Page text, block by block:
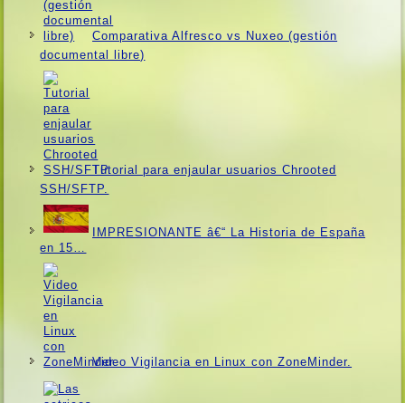
Comparativa Alfresco vs Nuxeo (gestión
documental libre)
Tutorial para enjaular usuarios Chrooted
SSH/SFTP.
IMPRESIONANTE â€“ La Historia de España
en 15…
Video Vigilancia en Linux con ZoneMinder.